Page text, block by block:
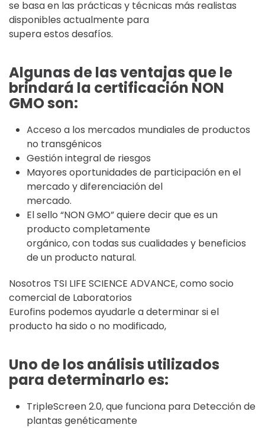
se basa en las prácticas y técnicas más realistas
disponibles actualmente para
supera estos desafíos.
Algunas de las ventajas que le
brindará la certificación NON
GMO son:
Acceso a los mercados mundiales de productos
no transgénicos
Gestión integral de riesgos
Mayores oportunidades de participación en el
mercado y diferenciación del
mercado.
El sello “NON GMO” quiere decir que es un
producto completamente
orgánico, con todas sus cualidades y beneficios
de un producto natural.
Nosotros TSI LIFE SCIENCE ADVANCE, como socio
comercial de Laboratorios
Eurofins podemos ayudarle a determinar si el
producto ha sido o no modificado,
Uno de los análisis utilizados
para determinarlo es:
TripleScreen 2.0, que funciona para Detección de
plantas genéticamente